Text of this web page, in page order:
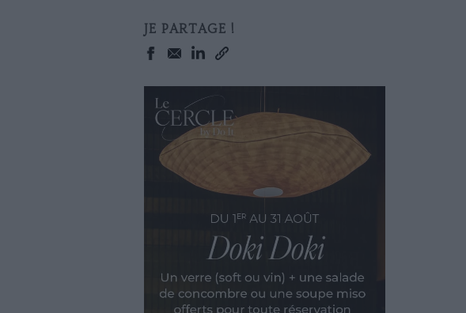
JE PARTAGE !